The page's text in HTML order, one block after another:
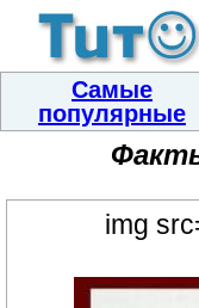
Самые
популярные
img